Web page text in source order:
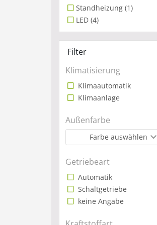
Standheizung (1)
LED (4)
Filter
Klimatisierung
Klimaautomatik
Klimaanlage
Außenfarbe
Farbe auswählen
Getriebeart
Automatik
Schaltgetriebe
keine Angabe